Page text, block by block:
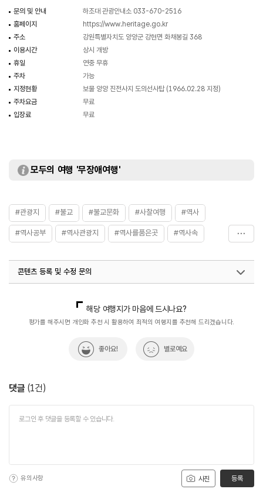
(출처 : 국가유산청)
문의 및 안내
하조대 관광안내소 033-670-2516
홈페이지
https://www.heritage.go.kr
주소
강원특별자치도 양양군 강현면 화채봉길 368
이용시간
상시 개방
휴일
연중 무휴
주차
가능
지정현황
보물 양양 진전사지 도의선사탑 (1966.02.28 지정)
주차요금
무료
입장료
무료
모두의 여행 '무장애여행'
#관광지 #불교 #불교문화 #사찰여행 #역사
#역사공부 #역사관광지 #역사를품은곳 #역사속
#역사탐험 #전통사찰
콘텐츠 등록 및 수정 문의
해당 여행지가 마음에 드시나요?
평가를 해주시면 개인화 추천 시 활용하여 최적의 여행지를 추천해 드리겠습니다.
좋아요! 별로예요
댓글 (1건)
사진
유의사항 등록